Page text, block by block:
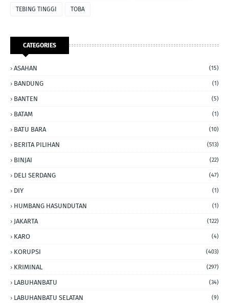
TEBING TINGGI TOBA
CATEGORIES
ASAHAN (15)
BANDUNG (1)
BANTEN (5)
BATAM (1)
BATU BARA (10)
BERITA PILIHAN (513)
BINJAI (22)
DELI SERDANG (47)
DIY (1)
HUMBANG HASUNDUTAN (1)
JAKARTA (122)
KARO (4)
KORUPSI (403)
KRIMINAL (297)
LABUHANBATU (34)
LABUHANBATU SELATAN (9)